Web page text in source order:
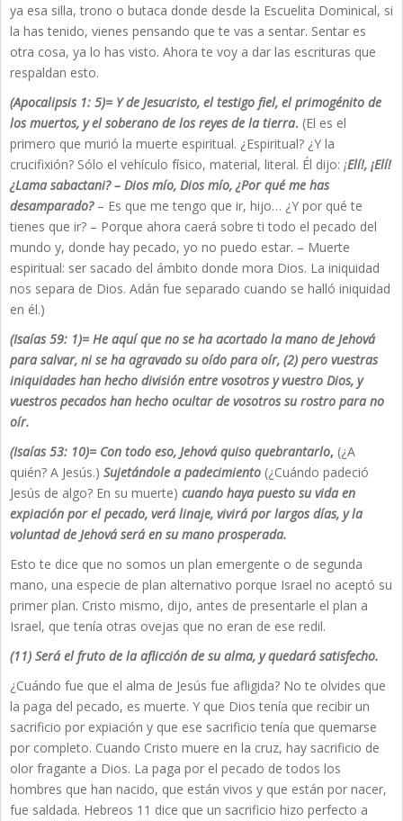
ya esa silla, trono o butaca donde desde la Escuelita Dominical, si
la has tenido, vienes pensando que te vas a sentar. Sentar es
otra cosa, ya lo has visto. Ahora te voy a dar las escrituras que
respaldan esto.
(Apocalipsis 1: 5)= Y de Jesucristo, el testigo fiel, el primogénito de
los muertos, y el soberano de los reyes de la tierra. (El es el
primero que murió la muerte espiritual. ¿Espiritual? ¿Y la
crucifixión? Sólo el vehículo físico, material, literal. Él dijo: ¡Elí!, ¡Elí!
¿Lama sabactani? – Dios mío, Dios mío, ¿Por qué me has
desamparado?– Es que me tengo que ir, hijo… ¿Y por qué te
tienes que ir? – Porque ahora caerá sobre ti todo el pecado del
mundo y, donde hay pecado, yo no puedo estar. – Muerte
espiritual: ser sacado del ámbito donde mora Dios. La iniquidad
nos separa de Dios. Adán fue separado cuando se halló iniquidad
en él.)
(Isaías 59: 1)= He aquí que no se ha acortado la mano de Jehová
para salvar, ni se ha agravado su oído para oír, (2) pero vuestras
iniquidades han hecho división entre vosotros y vuestro Dios, y
vuestros pecados han hecho ocultar de vosotros su rostro para no
oír.
(Isaías 53: 10)= Con todo eso, Jehová quiso quebrantarlo, (¿A
quién? A Jesús.) Sujetándole a padecimiento (¿Cuándo padeció
Jesús de algo? En su muerte) cuando haya puesto su vida en
expiación por el pecado, verá linaje, vivirá por largos días, y la
voluntad de Jehová será en su mano prosperada.
Esto te dice que no somos un plan emergente o de segunda
mano, una especie de plan alternativo porque Israel no aceptó su
primer plan. Cristo mismo, dijo, antes de presentarle el plan a
Israel, que tenía otras ovejas que no eran de ese redil.
(11) Será el fruto de la aflicción de su alma, y quedará satisfecho.
¿Cuándo fue que el alma de Jesús fue afligida? No te olvides que
la paga del pecado, es muerte. Y que Dios tenía que recibir un
sacrificio por expiación y que ese sacrificio tenía que quemarse
por completo. Cuando Cristo muere en la cruz, hay sacrificio de
olor fragante a Dios. La paga por el pecado de todos los
hombres que han nacido, que están vivos y que están por nacer,
fue saldada. Hebreos 11 dice que un sacrificio hizo perfecto a